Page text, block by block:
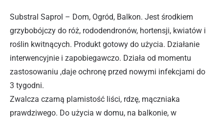
Substral Saprol – Dom, Ogród, Balkon. Jest środkiem
grzybobójczy do róż, rododendronów, hortensji, kwiatów i
roślin kwitnących. Produkt gotowy do użycia. Działanie
interwencyjnie i zapobiegawczo. Działa od momentu
zastosowaniu ,daje ochronę przed nowymi infekcjami do
3 tygodni.
Zwalcza czarną plamistość liści, rdzę, mączniaka
prawdziwego. Do użycia w domu, na balkonie, w